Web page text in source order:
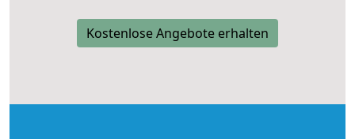
Kostenlose Angebote erhalten